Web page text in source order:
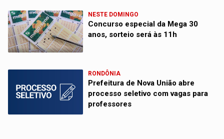
NESTE DOMINGO
Concurso especial da Mega 30
anos, sorteio será às 11h
RONDÔNIA
Prefeitura de Nova União abre
processo seletivo com vagas para
professores